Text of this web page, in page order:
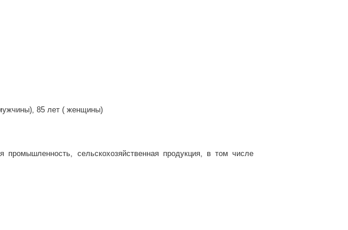
85 лет ( женщины)
промышленность, сельскохозяйственная продукция, в том числе